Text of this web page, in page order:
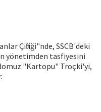
Çiftliği"nde, SSCB'deki
yönetimden tasfiyesini
"Kartopu" Troçki'yi,